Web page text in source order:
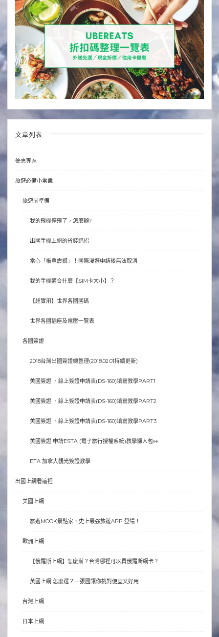
文章列表
優惠專區
旅遊必備小常識
旅遊前準備
我的飛機停飛了，怎麼辦?
出國手機上網的省錢絕招
當心「帳單震撼」！國際漫遊申請後無法取消
我的手機適合什麼【SIM卡大小】？
【超實用】世界各國國碼
世界各國插座及電壓一覽表
各國簽證
2018台灣出國簽證總整理(2018.02.01持續更新)
美國簽證 、線上簽證申請表(DS-160)填寫教學PART1
美國簽證 、線上簽證申請表(DS-160)填寫教學PART2
美國簽證 、線上簽證申請表(DS-160)填寫教學PART3
美國簽證 申請ESTA (電子旅行授權系統)教學懶人包👀
ETA 加拿大觀光簽證教學
出國上網看這裡
美國上網
旅遊MOOK景點家，史上最強旅遊APP 登場！
歐洲上網
【俄羅斯上網】怎麼辦？台灣哪裡可以買俄羅斯網卡？
英國上網 怎麼選？一張圖讓你挑對便宜又好用
台灣上網
日本上網